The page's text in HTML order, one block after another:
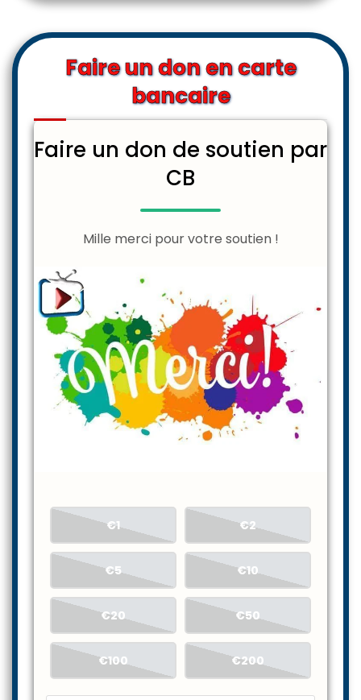
Faire un don en carte
bancaire
Faire un don de soutien par
CB
Mille merci pour votre soutien !
€1 €2
€5 €10
€20 €50
€100 €200